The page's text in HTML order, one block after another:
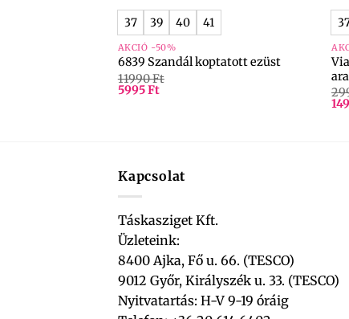
37 39 40 41
AKCIÓ -50%
6839 Szandál koptatott ezüst
11990Ft
5995Ft
Kapcsolat
Táskasziget Kft.
Üzleteink:
8400 Ajka, Fő u. 66. (TESCO)
9012 Győr, Királyszék u. 33. (TESCO)
Nyitvatartás: H-V 9-19 óráig